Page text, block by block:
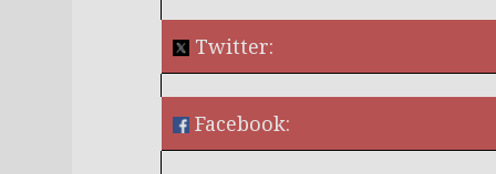
Twitter:
Facebook:
¿Quieres